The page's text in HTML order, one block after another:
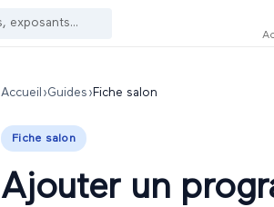
Accueil ›Guides › Fiche salon
Fiche salon
Ajouter un